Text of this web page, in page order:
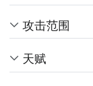
攻击范围
天赋